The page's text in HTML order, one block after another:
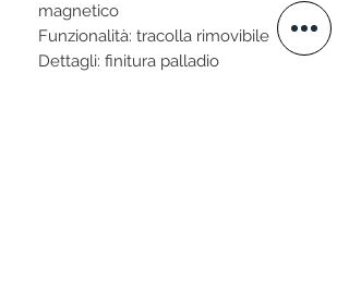
magnetico
Funzionalità: tracolla rimovibile
Dettagli: finitura palladio